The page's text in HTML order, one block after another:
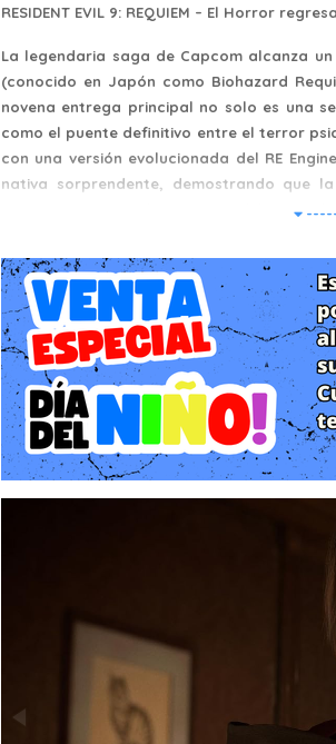
RESIDENT EVIL 9: REQUIEM – El Horror
La legendaria saga de Capcom alcanza
(conocido en Japón como Biohazard
novena entrega principal no solo es una
como el puente definitivo entre el terror
con una versión evolucionada del RE
nativa sorprendente, demostrando
experiencias AAA más exigentes del mercado.
La narrativa de Requiem nos sumerge
historia sigue a dos protagonistas con
un misterioso hotel abandonado en el
Grace Ashcroft: Una analista de
relacionadas con el lugar donde su
City), fue asesinada años atrás.
Leon S. Kennedy: El veterano agente
desaparecido. Sus sospechas lo llevan
parece haber reactivado experimentos
La aventura llevará a ambos personajes
explorar los restos del icónico
envuelta en sombras. La trama
creación final de Spencer: Elpis, una
Gameplay y Mecánicas: El Equilibrio